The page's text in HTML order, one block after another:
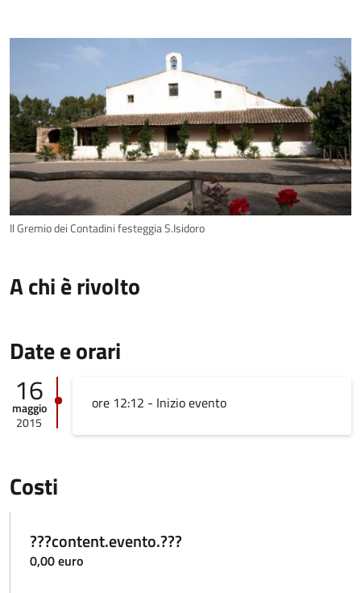
Il Gremio dei Contadini festeggia S.Isidoro
A chi è rivolto
Date e orari
16
maggio
2015
ore 12:12 - Inizio evento
Costi
???content.evento.???
0,00 euro